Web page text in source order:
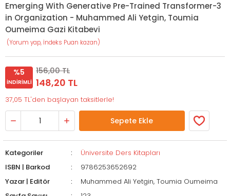
Emerging With Generative Pre-Trained Transformer-3
in Organization - Muhammed Ali Yetgin, Toumia
Oumeima Gazi Kitabevi
(Yorum yap, İndeks Puan kazan)
%5
İNDIRIMLI
156,00 TL
148,20 TL
37,05 TL'den başlayan taksitlerle!
Sepete Ekle
Kategoriler
Üniversite Ders Kitapları
ISBN | Barkod
9786253652692
Yazar | Editör
Muhammed Ali Yetgin, Toumia Oumeima